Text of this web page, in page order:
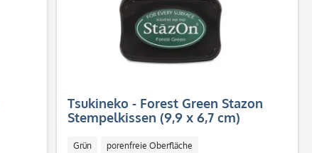
Tsukineko - Forest Green Stazon
Stempelkissen (9,9 x 6,7 cm)
Grün porenfreie Oberfläche